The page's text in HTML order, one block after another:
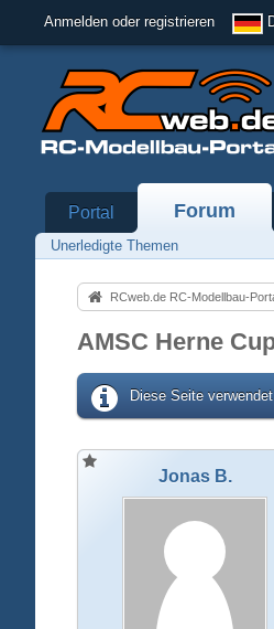
Anmelden oder registrieren
Portal Forum
Unerledigte Themen
RCweb.de RC-Modellbau-
AMSC Herne
Diese Seite
Jonas B.